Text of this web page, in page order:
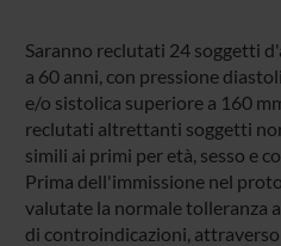
Saranno reclutati 24 soggetti
a 60 anni, con pressione
e/o sistolica superiore a 160
reclutati altrettanti soggetti
simili ai primi per età, sesso e
Prima dell'immissione nel
valutate la normale tolleranza
di controindicazioni,